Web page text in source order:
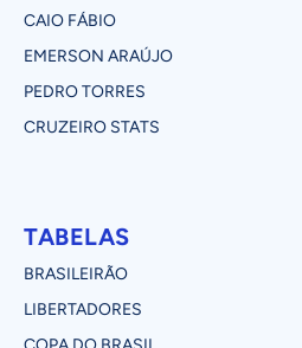
CAIO FÁBIO
EMERSON ARAÚJO
PEDRO TORRES
CRUZEIRO STATS
TABELAS
BRASILEIRÃO
LIBERTADORES